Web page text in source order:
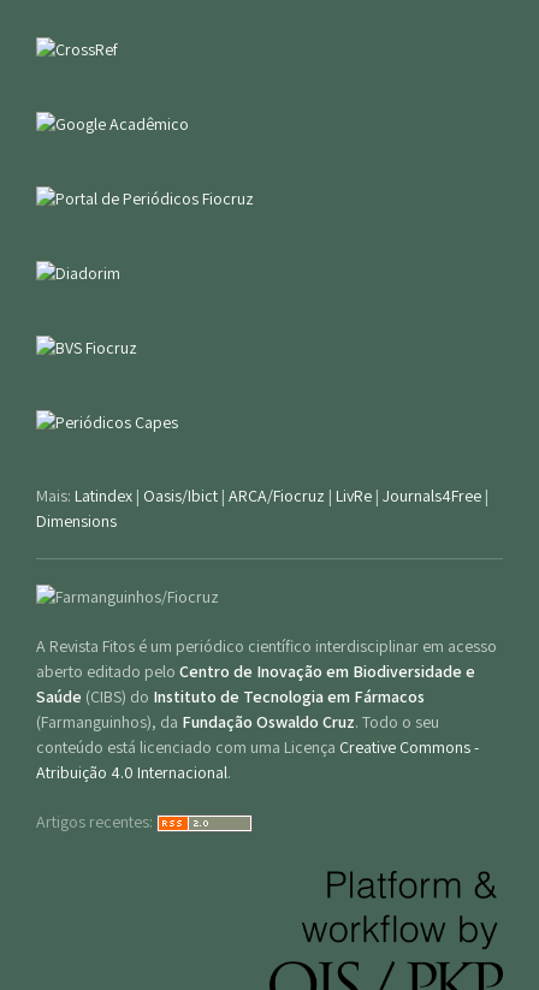
Mais: Latindex | Oasis/Ibict | ARCA/Fiocruz | LivRe | Journals4Free |
Dimensions
A Revista Fitos é um periódico científico interdisciplinar em acesso
aberto editado pelo Centro de Inovação em Biodiversidade e
Saúde (CIBS) do Instituto de Tecnologia em Fármacos
(Farmanguinhos), da Fundação Oswaldo Cruz. Todo o seu
conteúdo está licenciado com uma Licença Creative Commons -
Atribuição 4.0 Internacional.
Artigos recentes: